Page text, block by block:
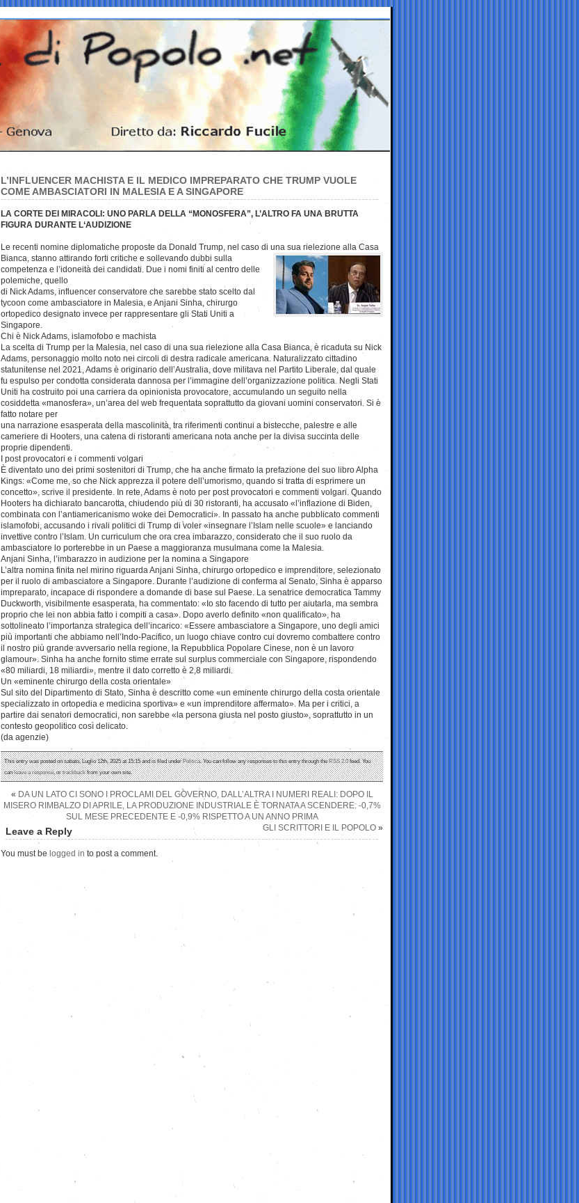
L’INFLUENCER MACHISTA E IL MEDICO IMPREPARATO CHE TRUMP VUOLE
COME AMBASCIATORI IN MALESIA E A SINGAPORE
LA CORTE DEI MIRACOLI: UNO PARLA DELLA “MONOSFERA”, L’ALTRO FA UNA BRUTTA
FIGURA DURANTE L‘AUDIZIONE
Le recenti nomine diplomatiche proposte da Donald Trump, nel caso di una sua rielezione alla Casa
Bianca, stanno attirando forti critiche e sollevando dubbi sulla
competenza e l’idoneità dei candidati. Due i nomi finiti al centro delle
polemiche, quello
di Nick Adams, influencer conservatore che sarebbe stato scelto dal
tycoon come ambasciatore in Malesia, e Anjani Sinha, chirurgo
ortopedico designato invece per rappresentare gli Stati Uniti a
Singapore.
Chi è Nick Adams, islamofobo e machista
La scelta di Trump per la Malesia, nel caso di una sua rielezione alla Casa Bianca, è ricaduta su Nick
Adams, personaggio molto noto nei circoli di destra radicale americana. Naturalizzato cittadino
statunitense nel 2021, Adams è originario dell’Australia, dove militava nel Partito Liberale, dal quale
fu espulso per condotta considerata dannosa per l’immagine dell’organizzazione politica. Negli Stati
Uniti ha costruito poi una carriera da opinionista provocatore, accumulando un seguito nella
cosiddetta «manosfera», un’area del web frequentata soprattutto da giovani uomini conservatori. Si è
fatto notare per
una narrazione esasperata della mascolinità, tra riferimenti continui a bistecche, palestre e alle
cameriere di Hooters, una catena di ristoranti americana nota anche per la divisa succinta delle
proprie dipendenti.
I post provocatori e i commenti volgari
È diventato uno dei primi sostenitori di Trump, che ha anche firmato la prefazione del suo libro Alpha
Kings: «Come me, so che Nick apprezza il potere dell’umorismo, quando si tratta di esprimere un
concetto», scrive il presidente. In rete, Adams è noto per post provocatori e commenti volgari. Quando
Hooters ha dichiarato bancarotta, chiudendo più di 30 ristoranti, ha accusato «l’inflazione di Biden,
combinata con l’antiamericanismo woke dei Democratici». In passato ha anche pubblicato commenti
islamofobi, accusando i rivali politici di Trump di voler «insegnare l’Islam nelle scuole» e lanciando
invettive contro l’Islam. Un curriculum che ora crea imbarazzo, considerato che il suo ruolo da
ambasciatore lo porterebbe in un Paese a maggioranza musulmana come la Malesia.
Anjani Sinha, l’imbarazzo in audizione per la nomina a Singapore
L’altra nomina finita nel mirino riguarda Anjani Sinha, chirurgo ortopedico e imprenditore, selezionato
per il ruolo di ambasciatore a Singapore. Durante l’audizione di conferma al Senato, Sinha è apparso
impreparato, incapace di rispondere a domande di base sul Paese. La senatrice democratica Tammy
Duckworth, visibilmente esasperata, ha commentato: «Io sto facendo di tutto per aiutarla, ma sembra
proprio che lei non abbia fatto i compiti a casa». Dopo averlo definito «non qualificato», ha
sottolineato l’importanza strategica dell’incarico: «Essere ambasciatore a Singapore, uno degli amici
più importanti che abbiamo nell’Indo-Pacifico, un luogo chiave contro cui dovremo combattere contro
il nostro più grande avversario nella regione, la Repubblica Popolare Cinese, non è un lavoro
glamour». Sinha ha anche fornito stime errate sul surplus commerciale con Singapore, rispondendo
«80 miliardi, 18 miliardi», mentre il dato corretto è 2,8 miliardi.
Un «eminente chirurgo della costa orientale»
Sul sito del Dipartimento di Stato, Sinha è descritto come «un eminente chirurgo della costa orientale
specializzato in ortopedia e medicina sportiva» e «un imprenditore affermato». Ma per i critici, a
partire dai senatori democratici, non sarebbe «la persona giusta nel posto giusto», soprattutto in un
contesto geopolitico così delicato.
(da agenzie)
This entry was posted on sabato, Luglio 12th, 2025 at 15:15 and is filed underPolitica. You can follow any responses to this entry through theRSS 2.0feed. You
canleave a response, ortrackbackfrom your own site.
« DA UN LATO CI SONO I PROCLAMI DEL GOVERNO, DALL’ALTRA I NUMERI REALI: DOPO IL
MISERO RIMBALZO DI APRILE, LA PRODUZIONE INDUSTRIALE È TORNATA A SCENDERE: -0,7%
SUL MESE PRECEDENTE E -0,9% RISPETTO A UN ANNO PRIMA
GLI SCRITTORI E IL POPOLO »
Leave a Reply
You must be logged in to post a comment.